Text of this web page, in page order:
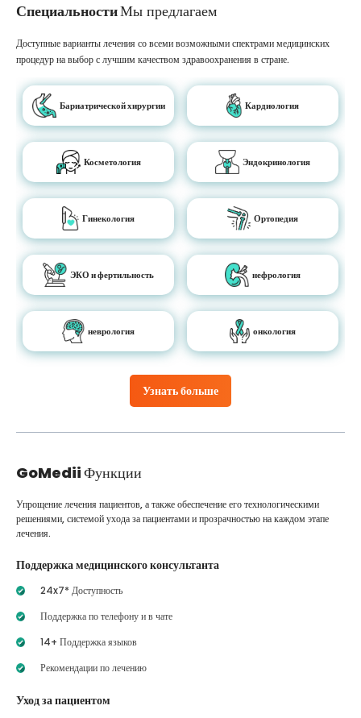
СпециальностиМы предлагаем
Узнать больше
Доступные варианты лечения со всеми возможными спектрами медицинских
процедур на выбор с лучшим качеством здравоохранения в стране.
Бариатрической хирургии Кардиология
Косметология Эндокринология
Гинекология Ортопедия
ЭКО и фертильность нефрология
неврология онкология
GoMediiФункции
Упрощение лечения пациентов, а также обеспечение его технологическими
решениями, системой ухода за пациентами и прозрачностью на каждом этапе
лечения.
Поддержка медицинского консультанта
24x7* Доступность
Поддержка по телефону и в чате
14+ Поддержка языков
Рекомендации по лечению
Уход за пациентом